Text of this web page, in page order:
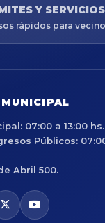
Y SERVICIOS
rápidos para
07:00 a 13:00 hs.
Públicos:
Abril 500.